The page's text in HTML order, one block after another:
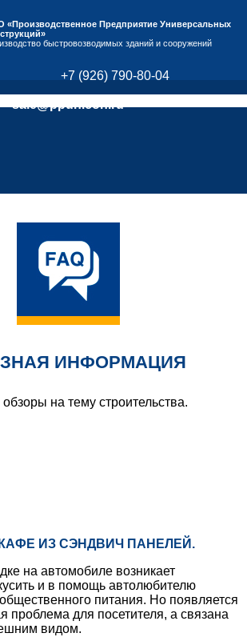
«Производственное Предприятие Универсальных
быстровозводимых зданий и сооружений
+7 (926) 790-80-04
sale@ppunicon.ru
ИНФОРМАЦИЯ
на тему строительства.
ИЗ СЭНДВИЧ ПАНЕЛЕЙ.
на автомобиле возникает
и в помощь автолюбителю
питания. Но появляется
проблема для посетителя, а связана
видом.